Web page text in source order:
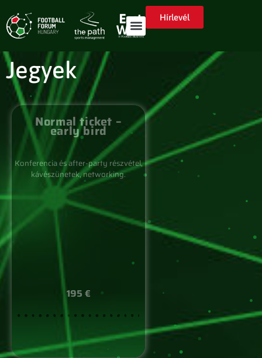
Hírlevél
Jegyek
Normal ticket –
early bird
Konferencia és after-party részvétel,
kávészünetek, networking.
195 €